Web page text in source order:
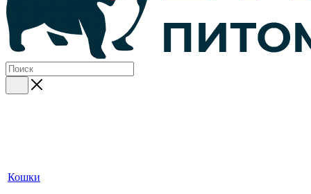
Кошки